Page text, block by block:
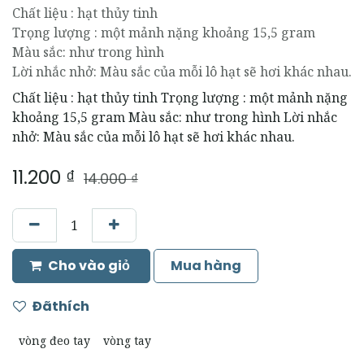
Chất liệu : hạt thủy tinh
Trọng lượng : một mảnh nặng khoảng 15,5 gram
Màu sắc: như trong hình
Lời nhắc nhở: Màu sắc của mỗi lô hạt sẽ hơi khác nhau.
Chất liệu : hạt thủy tinh Trọng lượng : một mảnh nặng
khoảng 15,5 gram Màu sắc: như trong hình Lời nhắc
nhở: Màu sắc của mỗi lô hạt sẽ hơi khác nhau.
11.200 ₫ 14.000₫
Cho vào giỏ Mua hàng
Đãthích
vòng đeo tay vòng tay